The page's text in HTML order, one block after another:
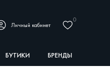
Личный кабинет
0
БУТИКИ БРЕНДЫ